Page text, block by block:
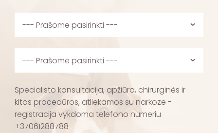
Specialisto konsultacija, apžiūra, chirurginės ir
kitos procedūros, atliekamos su narkoze -
registracija vykdoma telefono numeriu
+37061288788